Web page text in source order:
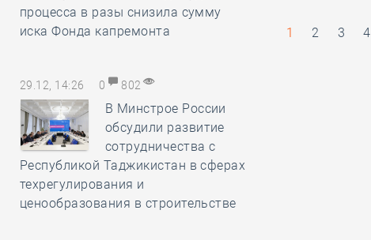
процесса в разы снизила сумму
иска Фонда капремонта
29.12, 14:26 0 802
В Минстрое России
обсудили развитие
сотрудничества с
Республикой Таджикистан в сферах
техрегулирования и
ценообразования в строительстве
1 2 3 4